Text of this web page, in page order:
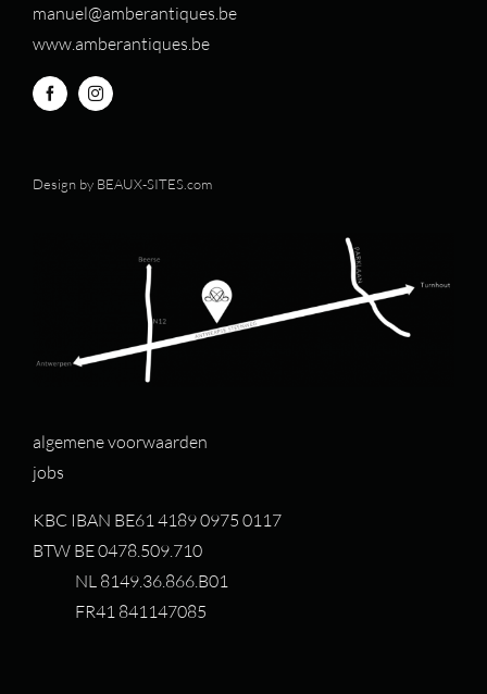
manuel@amberantiques.be
www.amberantiques.be
Design by BEAUX-SITES.com
algemene voorwaarden
jobs
KBC IBAN BE61 4189 0975 0117
BTW BE 0478.509.710
NL 8149.36.866.B01
FR41 841147085